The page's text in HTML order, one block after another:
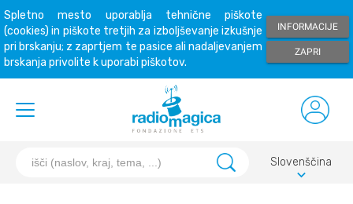
Spletno mesto uporablja tehnične piškote
(cookies) in piškote tretjih za izboljševanje izkušnje
pri brskanju; z zaprtjem te pasice ali nadaljevanjem
brskanja privolite k uporabi piškotov.
INFORMACIJE
ZAPRI
Slovenščina
keyboard_arrow_down